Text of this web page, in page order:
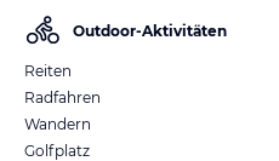
Outdoor-Aktivitäten
Reiten
Radfahren
Wandern
Golfplatz